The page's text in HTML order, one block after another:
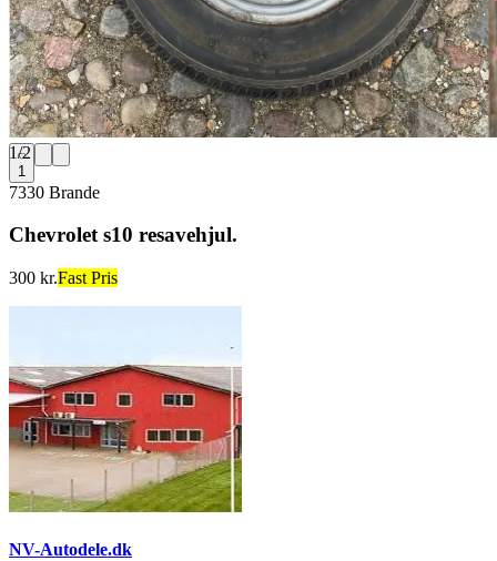
1/2
1
7330 Brande
Chevrolet s10 resavehjul.
300 kr.Fast Pris
NV-Autodele.dk